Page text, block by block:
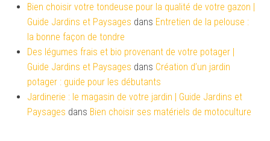
Bien choisir votre tondeuse pour la qualité de votre gazon |
Guide Jardins et Paysages dans Entretien de la pelouse :
la bonne façon de tondre
Des légumes frais et bio provenant de votre potager |
Guide Jardins et Paysages dans Création d’un jardin
potager : guide pour les débutants
Jardinerie : le magasin de votre jardin | Guide Jardins et
Paysages dans Bien choisir ses matériels de motoculture